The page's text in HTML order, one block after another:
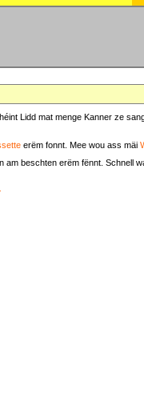
Lidd mat menge Kanner ze
erëm fonnt. Mee wou ass mäi
am beschten erëm fënnt. Schnell